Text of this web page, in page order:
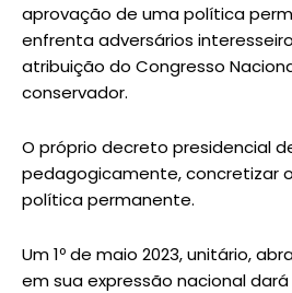
aprovação de uma política
enfrenta adversários
atribuição do Congresso
conservador.
O próprio decreto presidencial
pedagogicamente, concretizar
política permanente.
Um 1º de maio 2023, unitário,
em sua expressão nacional